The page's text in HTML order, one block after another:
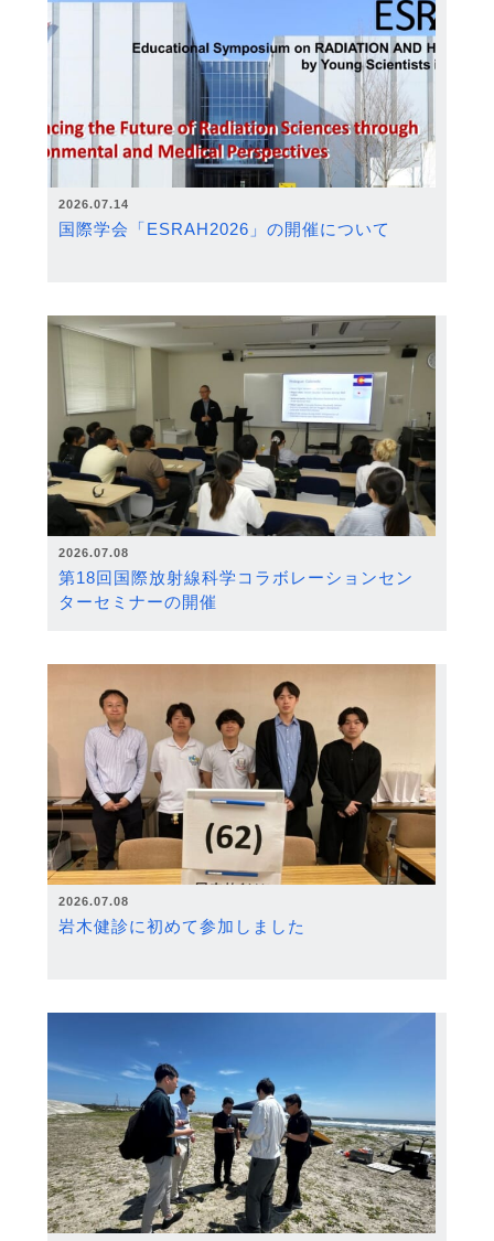
2026.07.14
国際学会「ESRAH2026」の開催について
2026.07.08
第18回国際放射線科学コラボレーションセン
ターセミナーの開催
2026.07.08
岩木健診に初めて参加しました